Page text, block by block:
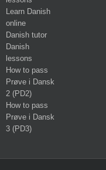
Learn Danish
online
Danish tutor
Danish
lessons
How to pass
Prøve i Dansk
2 (PD2)
How to pass
Prøve i Dansk
3 (PD3)